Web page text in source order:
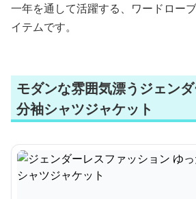
一年を通して活躍する、ワードロー
イテムです。
モダンな雰囲気漂うジェン
分袖シャツジャケット